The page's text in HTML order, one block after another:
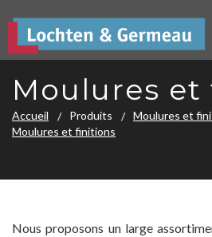
Moulures
Accueil Produits
Moulures et
Moulures et finitions
Nous proposons un large